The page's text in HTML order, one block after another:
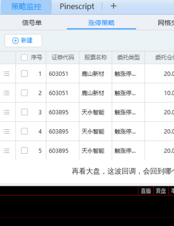
再看大盘，这波回调，会回到哪